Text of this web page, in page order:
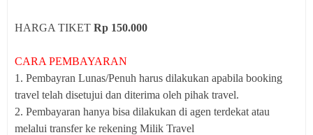
HARGA TIKET Rp 150.000
CARA PEMBAYARAN
1. Pembayran Lunas/Penuh harus dilakukan apabila booking
travel telah disetujui dan diterima oleh pihak travel.
2. Pembayaran hanya bisa dilakukan di agen terdekat atau
melalui transfer ke rekening Milik Travel